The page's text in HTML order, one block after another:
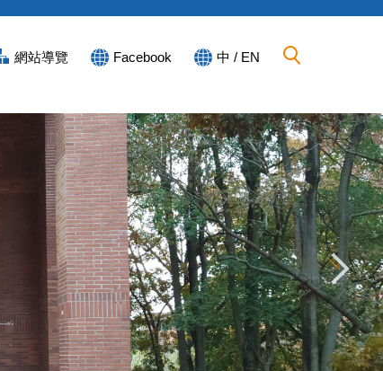
網站導覽 Facebook 中 / EN